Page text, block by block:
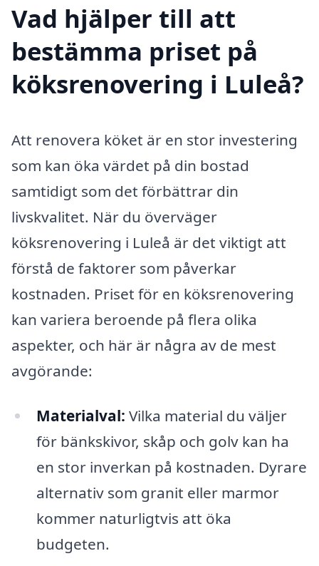
Vad hjälper till att
bestämma priset på
köksrenovering i Luleå?
Att renovera köket är en stor investering
som kan öka värdet på din bostad
samtidigt som det förbättrar din
livskvalitet. När du överväger
köksrenovering i Luleå är det viktigt att
förstå de faktorer som påverkar
kostnaden. Priset för en köksrenovering
kan variera beroende på flera olika
aspekter, och här är några av de mest
avgörande:
Materialval: Vilka material du väljer
för bänkskivor, skåp och golv kan ha
en stor inverkan på kostnaden. Dyrare
alternativ som granit eller marmor
kommer naturligtvis att öka
budgeten.